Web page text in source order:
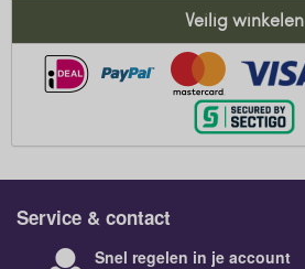
Veilig winkelen
Service & contact
Snel regelen in je account